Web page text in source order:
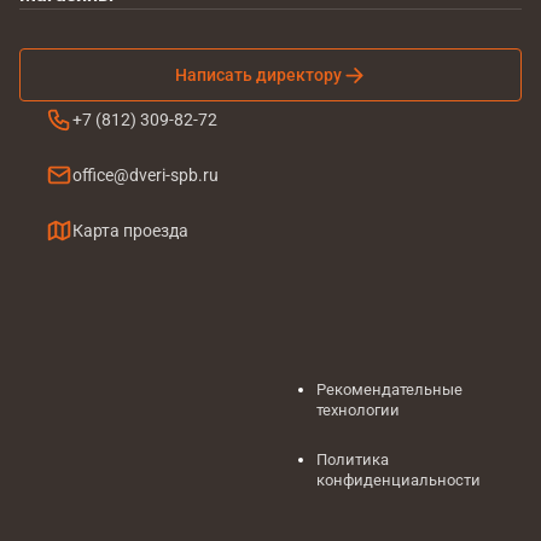
Написать директору
+7 (812) 309-82-72
office@dveri-spb.ru
Карта проезда
Рекомендательные
технологии
Политика
конфиденциальности